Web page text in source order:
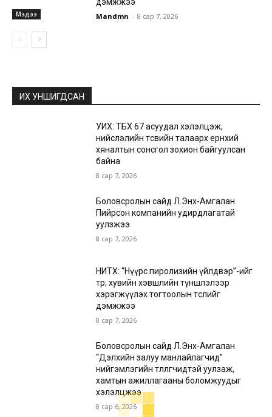
Мэдээ Mandmn - 8 сар 7, 2026
ИХ УНШИГДСАН
УИХ: ТБХ 67 асуудал хэлэлцэж,
нийслэлийн төсвийн талаарх ерөнхий
хяналтын сонсгол зохион байгуулсан
байна
8 сар 7, 2026
Боловсролын сайд Л.Энх-Амгалан
Пийрсон компанийн удирдлагатай
уулзжээ
8 сар 7, 2026
НИТХ: “Нүүрс пиролизийн үйлдвэр”-ийг
төр, хувийн хэвшлийн түншлэлээр
хэрэгжүүлэх тогтоолын төслийг
дэмжжээ
8 сар 7, 2026
Боловсролын сайд Л.Энх-Амгалан
“Дэлхийн залуу манлайлагчид”
нийгэмлэгийн төлөөлөгчидтэй уулзаж,
хамтын ажиллагааны боломжуудыг
хэлэлцжээ
8 сар 6, 2026